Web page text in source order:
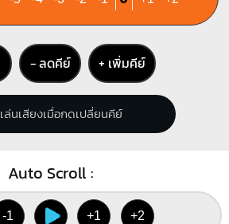
− ลดคีย์ + เพิ่มคีย์
เล่นเสียงเมื่อกดเปลี่ยนคีย์
Auto Scroll :
-1 +1 +2